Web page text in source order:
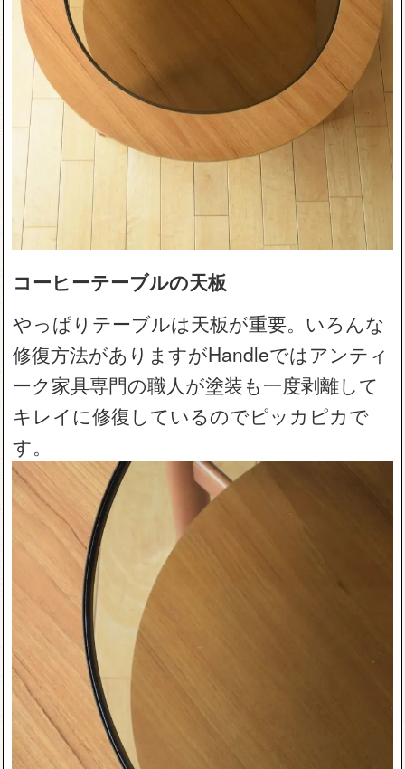
コーヒーテーブルの天板
やっぱりテーブルは天板が重要。いろんな
修復方法がありますがHandleではアンティ
ーク家具専門の職人が塗装も一度剥離して
キレイに修復しているのでピッカピカで
す。